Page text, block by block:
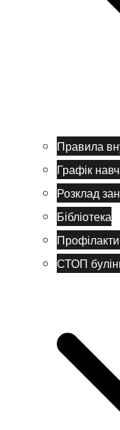
Правила
Графік
Розклад
Бібліотека
СТОП